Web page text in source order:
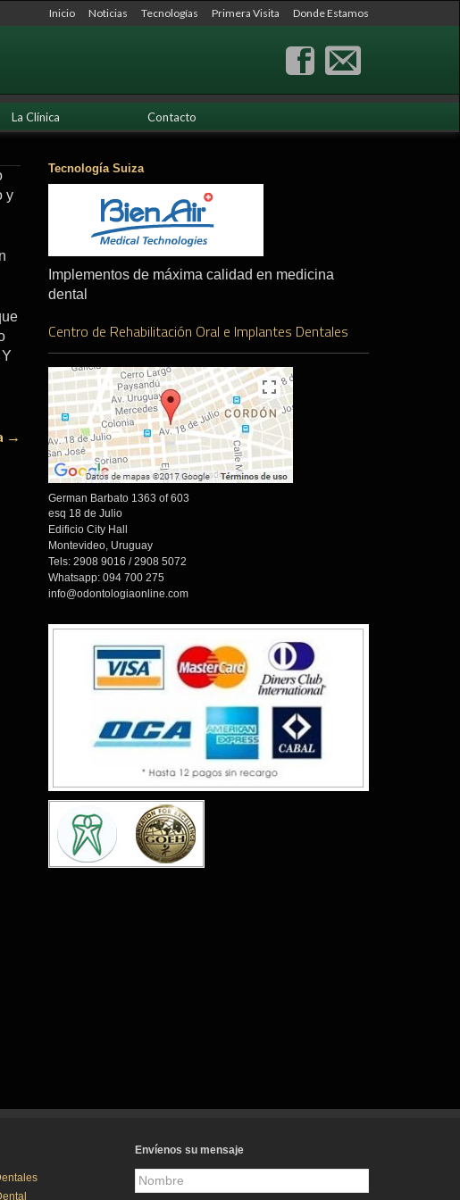
Inicio Noticias Tecnologías Primera Visita Donde Estamos
La Clínica Contacto
y
→
Tecnología Suiza
Implementos de máxima calidad en medicina
dental
Centro de Rehabilitación Oral e Implantes Dentales
German Barbato 1363 of 603
esq 18 de Julio
Edificio City Hall
Montevideo, Uruguay
Tels: 2908 9016 / 2908 5072
Whatsapp: 094 700 275
info@odontologiaonline.com
Envíenos su mensaje